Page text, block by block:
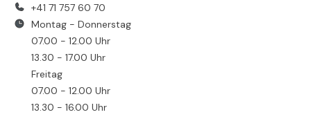
+41 71 757 60 70
Montag - Donnerstag
07.00 - 12.00 Uhr
13.30 - 17.00 Uhr
Freitag
07.00 - 12.00 Uhr
13.30 - 16.00 Uhr